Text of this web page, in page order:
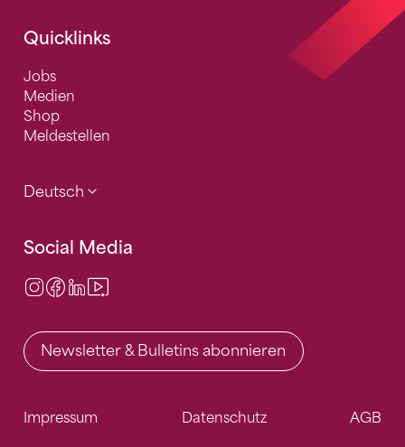
Quicklinks
Jobs
Medien
Shop
Meldestellen
Deutsch
Social Media
Instagram
Facebook
LinkedIn
Newsletter & Bulletins abonnieren
Impressum Datenschutz AGB